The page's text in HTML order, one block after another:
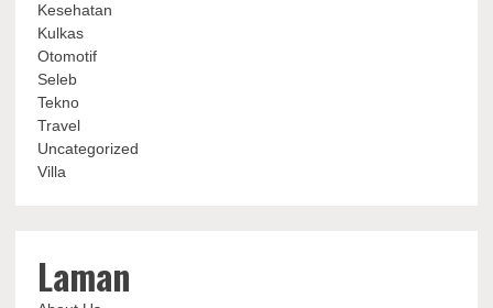
Kesehatan
Kulkas
Otomotif
Seleb
Tekno
Travel
Uncategorized
Villa
Laman